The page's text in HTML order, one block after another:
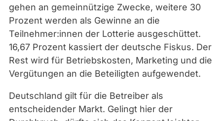
e
gehen an gemeinnützige Zwecke, weitere 30
Prozent werden als Gewinne an die
Teilnehmer:innen der Lotterie ausgeschüttet.
16,67 Prozent kassiert der deutsche Fiskus. Der
Rest wird für Betriebskosten, Marketing und die
Vergütungen an die Beteiligten aufgewendet.
Deutschland gilt für die Betreiber als
entscheidender Markt. Gelingt hier der